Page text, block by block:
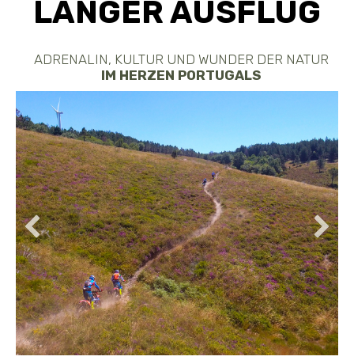
LANGER AUSFLUG
ADRENALIN, KULTUR UND WUNDER DER NATUR
IM HERZEN PORTUGALS